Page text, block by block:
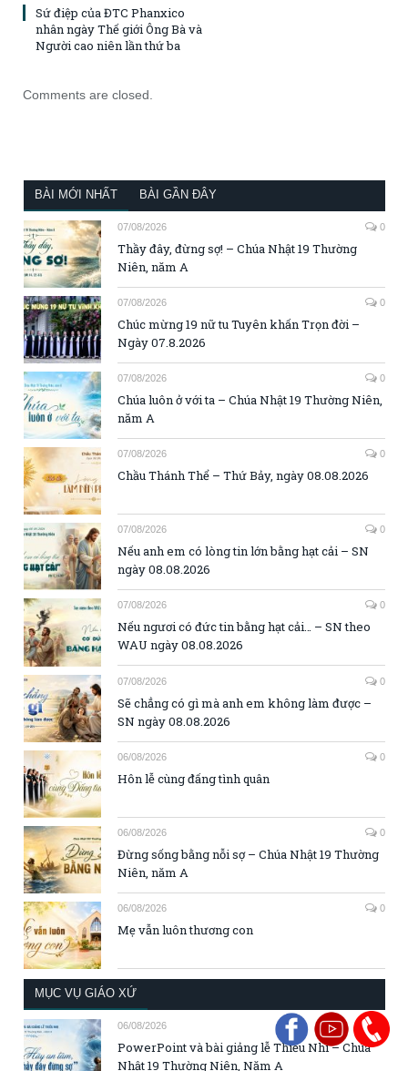
Sứ điệp của ĐTC Phanxico
nhân ngày Thế giới Ông Bà và
Người cao niên lần thứ ba
Comments are closed.
BÀI MỚI NHẤT BÀI GẦN ĐÂY
07/08/2026 0
Thầy đây, đừng sợ! – Chúa Nhật 19 Thường
Niên, năm A
07/08/2026 0
Chúc mừng 19 nữ tu Tuyên khấn Trọn đời –
Ngày 07.8.2026
07/08/2026 0
Chúa luôn ở với ta – Chúa Nhật 19 Thường Niên,
năm A
07/08/2026 0
Chầu Thánh Thể – Thứ Bảy, ngày 08.08.2026
07/08/2026 0
Nếu anh em có lòng tin lớn bằng hạt cải – SN
ngày 08.08.2026
07/08/2026 0
Nếu ngươi có đức tin bằng hạt cải… – SN theo
WAU ngày 08.08.2026
07/08/2026 0
Sẽ chẳng có gì mà anh em không làm được –
SN ngày 08.08.2026
06/08/2026 0
Hôn lễ cùng đấng tình quân
06/08/2026 0
Đừng sống bằng nỗi sợ – Chúa Nhật 19 Thường
Niên, năm A
06/08/2026 0
Mẹ vẫn luôn thương con
MỤC VỤ GIÁO XỨ
06/08/2026
PowerPoint và bài giảng lễ Thiếu Nhi – Chúa
Nhật 19 Thường Niên, Năm A